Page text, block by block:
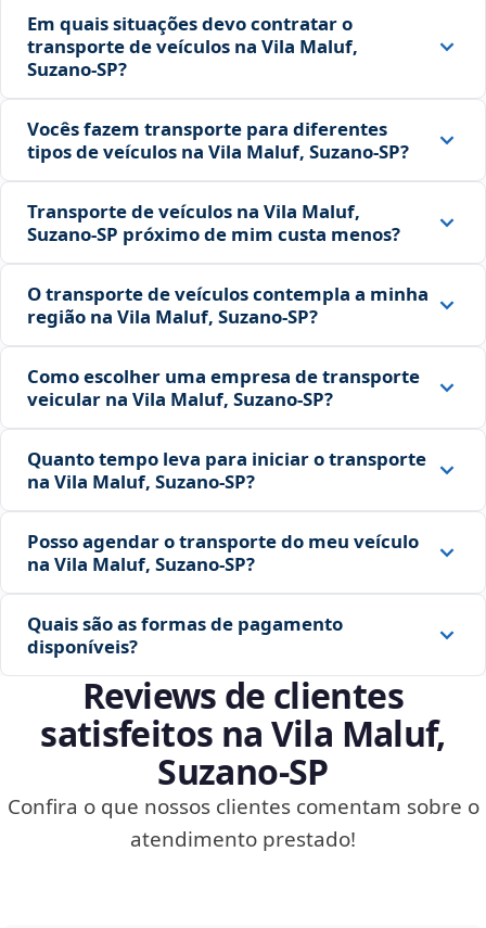
Em quais situações devo contratar o
transporte de veículos na Vila Maluf,
Suzano‑SP?
Vocês fazem transporte para diferentes
tipos de veículos na Vila Maluf, Suzano‑SP?
Transporte de veículos na Vila Maluf,
Suzano‑SP próximo de mim custa menos?
O transporte de veículos contempla a minha
região na Vila Maluf, Suzano‑SP?
Como escolher uma empresa de transporte
veicular na Vila Maluf, Suzano‑SP?
Quanto tempo leva para iniciar o transporte
na Vila Maluf, Suzano‑SP?
Posso agendar o transporte do meu veículo
na Vila Maluf, Suzano‑SP?
Quais são as formas de pagamento
disponíveis?
Reviews de clientes
satisfeitos na Vila Maluf,
Suzano‑SP
Confira o que nossos clientes comentam sobre o
atendimento prestado!